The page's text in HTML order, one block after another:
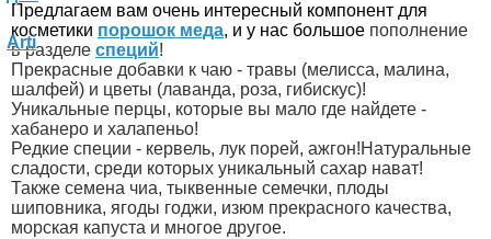
Предлагаем вам очень интересный компонент для
косметики порошок меда, и у нас большое пополнение
в разделе специй!
Прекрасные добавки к чаю - травы (мелисса, малина,
шалфей) и цветы (лаванда, роза, гибискус)!
Уникальные перцы, которые вы мало где найдете -
хабанеро и халапеньо!
Редкие специи - кервель, лук порей, ажгон!Натуральные
сладости, среди которых уникальный сахар нават!
Также семена чиа, тыквенные семечки, плоды
шиповника, ягоды годжи, изюм прекрасного качества,
морская капуста и многое другое.